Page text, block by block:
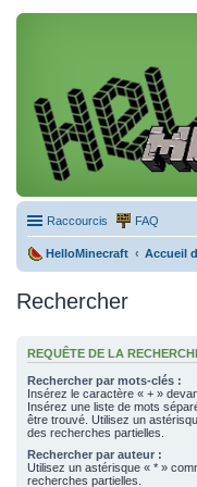
Raccourcis FAQ
HelloMinecraft Accueil
Rechercher
REQUÊTE DE LA
Rechercher par mots-clés :
Insérez le caractère « + »
Insérez une liste de mots
être trouvé. Utilisez un
des recherches partielles.
Rechercher par auteur :
Utilisez un astérisque « * »
recherches partielles.